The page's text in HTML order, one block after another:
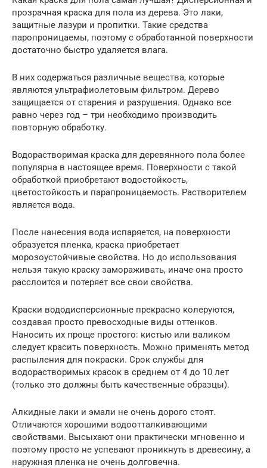
прозрачная краска для пола из дерева. Это лаки,
защитные лазури и пропитки. Такие средства
паропроницаемы, поэтому с обработанной поверхности
достаточно быстро удаляется влага.
В них содержаться различные вещества, которые
являются ультрафиолетовым фильтром. Дерево
защищается от старения и разрушения. Однако все
равно через год – три необходимо производить
повторную обработку.
Водорастворимая краска для деревянного пола более
популярна в настоящее время. Поверхности с такой
обработкой приобретают водостойкость,
цветостойкость и парапроницаемость. Растворителем
является вода.
После нанесения вода испаряется, на поверхности
образуется пленка, краска приобретает
морозоустойчивые свойства. Но до использования
нельзя такую краску замораживать, иначе она просто
расслоится и потеряет все свои свойства.
Краски вододисперсионные прекрасно колеруются,
создавая просто превосходные виды оттенков.
Наносить их проще простого: кистью или валиком
следует красить поверхность. Можно применять метод
распыления для покраски. Срок службы для
водорастворимых красок в среднем от 4 до 10 лет
(только это должны быть качественные образцы).
Алкидные лаки и эмали не очень дорого стоят.
Отличаются хорошими водоотталкивающими
свойствами. Высыхают они практически мгновенно и
поэтому просто не успевают проникнуть в древесину, а
наружная пленка не очень долговечна.